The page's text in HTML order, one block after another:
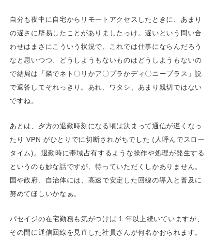
自分も夜中に自宅からリモートアクセスしたときに、あまり
の遅さに辟易したことがありましたっけ。遅いという問い合
わせはまさにこういう状況で、これでは仕事にならんだろう
なと思いつつ、どうしようもないものはどうしようもないの
で結局は「隣でネト〇リかア〇プラかディ〇ニープラス」説
で返答してそれっきり。あれ、ワタシ、あまり親切ではない
ですね。
あとは、夕方の退勤時刻になる頃は決まって通信が遅くなっ
たり VPN がひとりでに切断されがちでした (人呼んでスロー
タイム)。退勤時に帯域占有するような操作や処理が発生する
というのも妙な話ですが、待っていただくしかありません。
国や政府、自治体には、高速で安定した回線の導入と普及に
努めてほしいかなぁ。
パセイジの在宅勤務も気がつけば 1 年以上続いていますが、
その間に通信回線を見直した社員さんが何名かおられます。